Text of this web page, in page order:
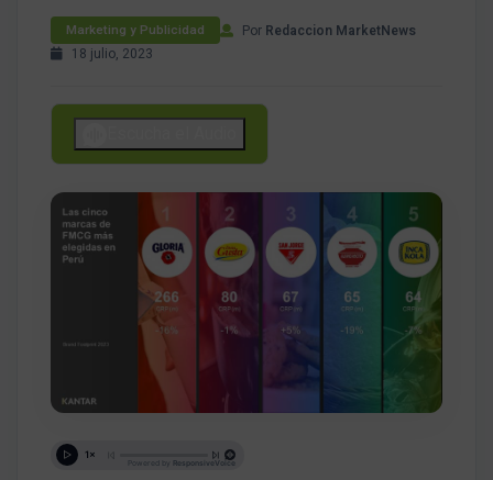
Marketing y Publicidad Por Redaccion MarketNews
18 julio, 2023